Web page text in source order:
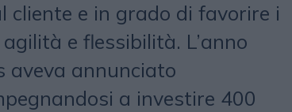
cliente e in grado di favorire i
e flessibilità. L’anno
aveva annunciato
a investire 400